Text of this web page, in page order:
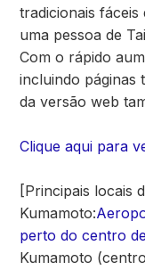
tradicionais
uma pessoa de
Com o rápido
incluindo páginas
da versão web
Clique aqui para
[Principais locais
Kumamoto:
perto do centro
Kumamoto